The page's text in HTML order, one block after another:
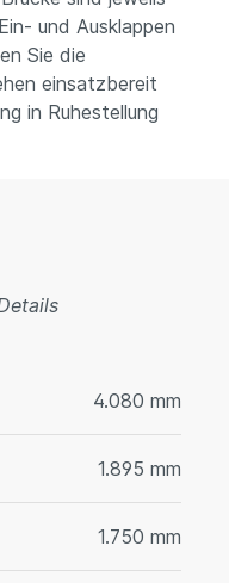
und Ausklappen
Sie die
einsatzbereit
in Ruhestellung
4.080 mm
1.895 mm
1.750 mm